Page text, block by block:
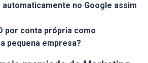
no Google assim
por conta própria como
pequena empresa?